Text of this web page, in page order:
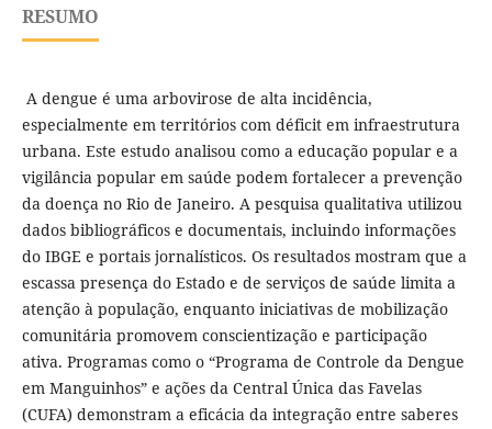
RESUMO
A dengue é uma arbovirose de alta incidência,
especialmente em territórios com déficit em infraestrutura
urbana. Este estudo analisou como a educação popular e a
vigilância popular em saúde podem fortalecer a prevenção
da doença no Rio de Janeiro. A pesquisa qualitativa utilizou
dados bibliográficos e documentais, incluindo informações
do IBGE e portais jornalísticos. Os resultados mostram que a
escassa presença do Estado e de serviços de saúde limita a
atenção à população, enquanto iniciativas de mobilização
comunitária promovem conscientização e participação
ativa. Programas como o “Programa de Controle da Dengue
em Manguinhos” e ações da Central Única das Favelas
(CUFA) demonstram a eficácia da integração entre saberes